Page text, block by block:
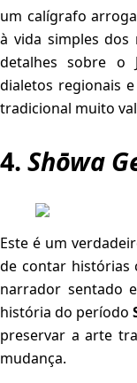
um calígrafo
à vida simples dos
detalhes sobre o
dialetos regionais
tradicional muito
4. Shōwa
Este é um
de contar histórias
narrador sentado
história do período
preservar a arte
mudança.